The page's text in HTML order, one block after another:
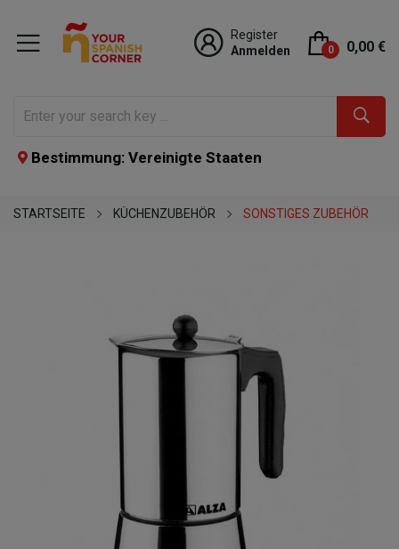
Register
Anmelden
0 0,00 €
Bestimmung: Vereinigte Staaten
STARTSEITE KÜCHENZUBEHÖR SONSTIGES ZUBEHÖR